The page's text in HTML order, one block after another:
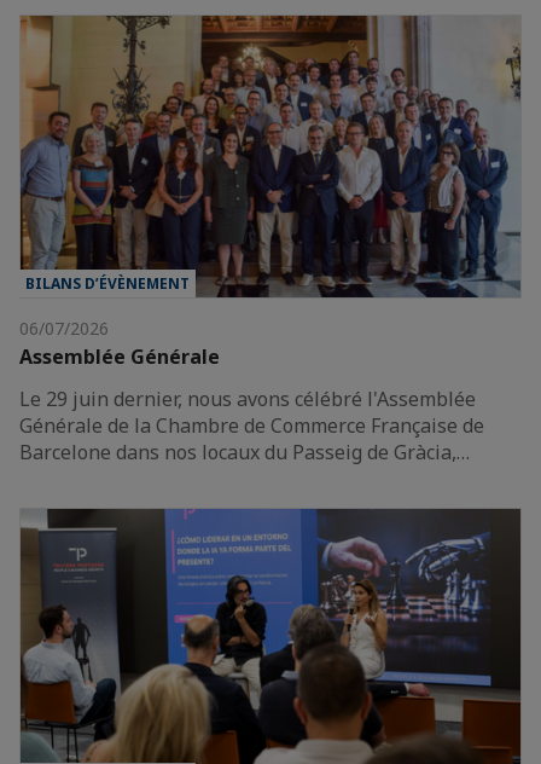
BILANS D’ÉVÈNEMENT
06/07/2026
Assemblée Générale
Le 29 juin dernier, nous avons célébré l'Assemblée
Générale de la Chambre de Commerce Française de
Barcelone dans nos locaux du Passeig de Gràcia,…